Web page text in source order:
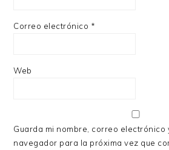
Correo electrónico *
Web
Guarda mi nombre, correo electrónico
navegador para la próxima vez que